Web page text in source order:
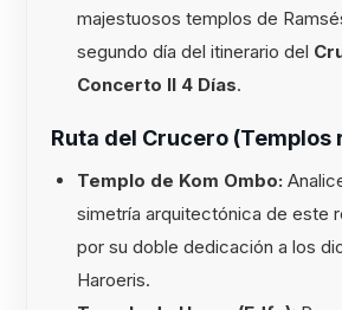
majestuosos templos de
segundo día del itinerario del
Concerto II 4 Días.
Ruta del Crucero (Templos
Templo de Kom Ombo:
simetría arquitectónica de este
por su doble dedicación a los
Haroeris.